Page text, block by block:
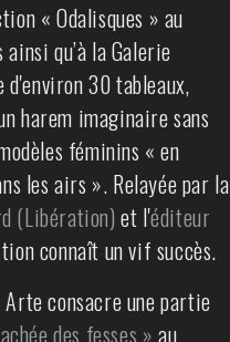
« Odalisques » au
qu’à la Galerie
d'environ 30 tableaux,
harem imaginaire sans
féminins « en
les airs ». Relayée par la
(Libération) et l'éditeur
connaît un vif succès.
consacre une partie
des fesses » au